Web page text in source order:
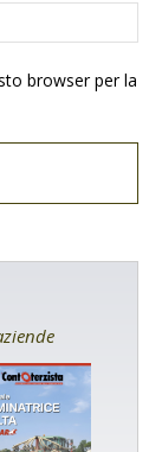
browser per la